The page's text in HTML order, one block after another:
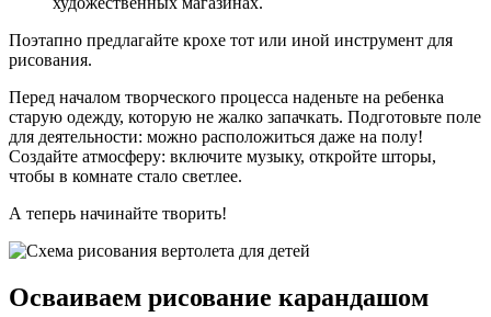
Поэтапно предлагайте крохе тот или иной инструмент для
рисования.
Перед началом творческого процесса наденьте на ребенка
старую одежду, которую не жалко запачкать. Подготовьте поле
для деятельности: можно расположиться даже на полу!
Создайте атмосферу: включите музыку, откройте шторы,
чтобы в комнате стало светлее.
А теперь начинайте творить!
Осваиваем рисование карандашом